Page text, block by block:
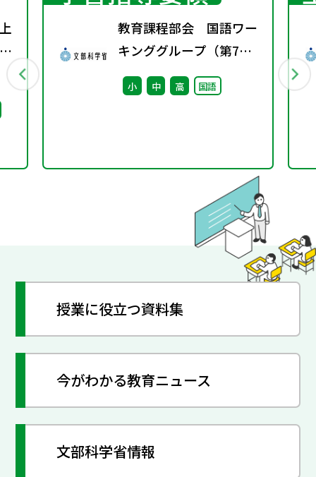
教育課程部会 国語ワー
キンググループ（第7
回） 配付資料
小 中 高 国語
授業に役立つ資料集
今がわかる教育ニュース
文部科学省情報